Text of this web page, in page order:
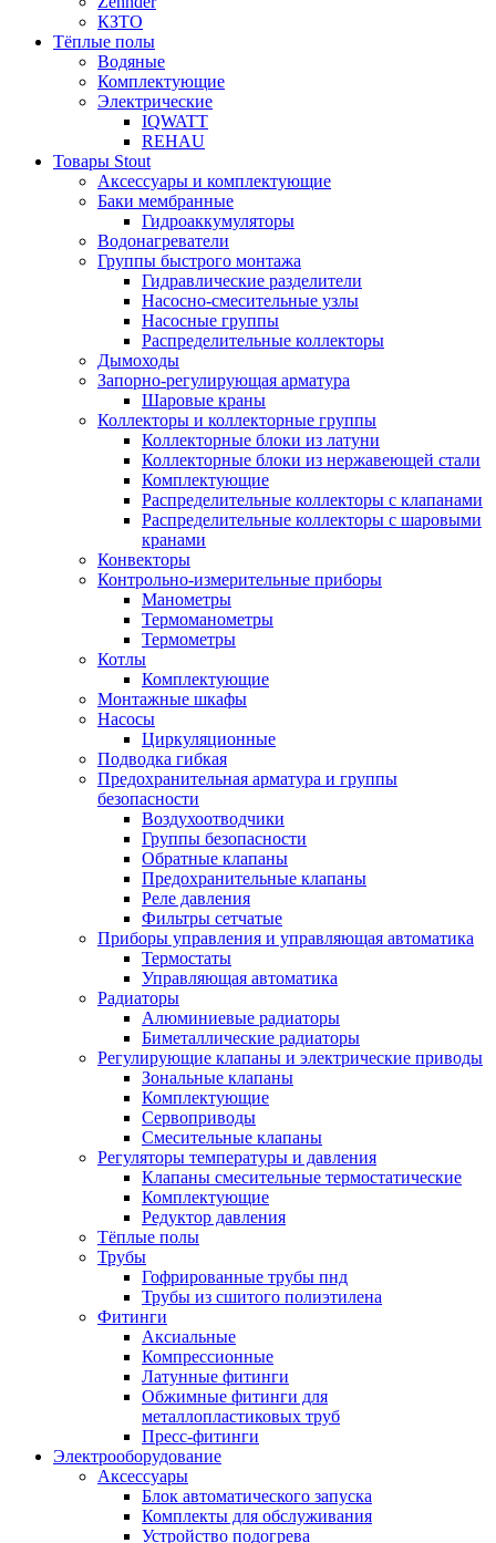
КЗТО
Тёплые полы
Водяные
Комплектующие
Электрические
IQWATT
REHAU
Товары Stout
Аксессуары и комплектующие
Баки мембранные
Гидроаккумуляторы
Водонагреватели
Группы быстрого монтажа
Гидравлические разделители
Насосно-смесительные узлы
Насосные группы
Распределительные коллекторы
Дымоходы
Запорно-регулирующая арматура
Шаровые краны
Коллекторы и коллекторные группы
Коллекторные блоки из латуни
Коллекторные блоки из нержавеющей стали
Комплектующие
Распределительные коллекторы с клапанами
Распределительные коллекторы с шаровыми
кранами
Конвекторы
Контрольно-измерительные приборы
Манометры
Термоманометры
Термометры
Котлы
Комплектующие
Монтажные шкафы
Насосы
Циркуляционные
Подводка гибкая
Предохранительная арматура и группы
безопасности
Воздухоотводчики
Группы безопасности
Обратные клапаны
Предохранительные клапаны
Реле давления
Фильтры сетчатые
Приборы управления и управляющая автоматика
Термостаты
Управляющая автоматика
Радиаторы
Алюминиевые радиаторы
Биметаллические радиаторы
Регулирующие клапаны и электрические приводы
Зональные клапаны
Комплектующие
Сервоприводы
Смесительные клапаны
Регуляторы температуры и давления
Клапаны смесительные термостатические
Комплектующие
Редуктор давления
Тёплые полы
Трубы
Гофрированные трубы пнд
Трубы из сшитого полиэтилена
Фитинги
Аксиальные
Компрессионные
Латунные фитинги
Обжимные фитинги для
металлопластиковых труб
Пресс-фитинги
Электрооборудование
Аксессуары
Блок автоматического запуска
Комплекты для обслуживания
Устройство подогрева